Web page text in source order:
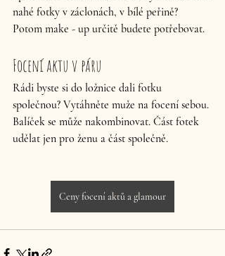
nahé fotky v záclonách, v bílé peřině?
Potom make - up určitě budete potřebovat.
Focení aktu v páru
Rádi byste si do ložnice dali fotku
společnou? Vytáhněte muže na focení sebou.
Balíček se může nakombinovat. Část fotek
udělat jen pro ženu a část společně.
Ceny focení aktů a glamour